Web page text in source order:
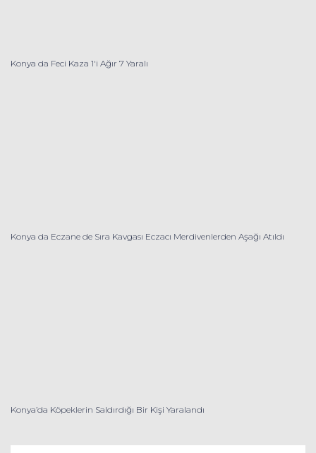
Konya da Feci Kaza 1'i Ağır 7 Yaralı
Konya da Eczane de Sıra Kavgası Eczacı Merdivenlerden Aşağı Atıldı
Konya’da Köpeklerin Saldırdığı Bir Kişi Yaralandı